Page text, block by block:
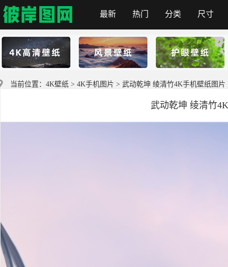
彼岸图网
最新 热门 分类 尺寸
当前位置： 4K壁纸 > 4K手机图片 > 武动乾坤 绫清竹4K手机壁纸图片
武动乾坤 绫清竹